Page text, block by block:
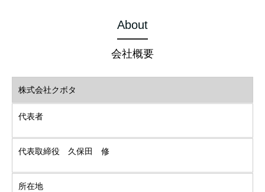
About
会社概要
株式会社クボタ
代表者
代表取締役 久保田 修
所在地